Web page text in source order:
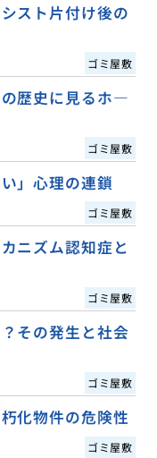
スト片付け後の
ゴミ屋敷
歴史に見るホ―
ゴミ屋敷
」心理の連鎖
ゴミ屋敷
ニズム認知症と
ゴミ屋敷
その発生と社会
ゴミ屋敷
化物件の危険性
ゴミ屋敷